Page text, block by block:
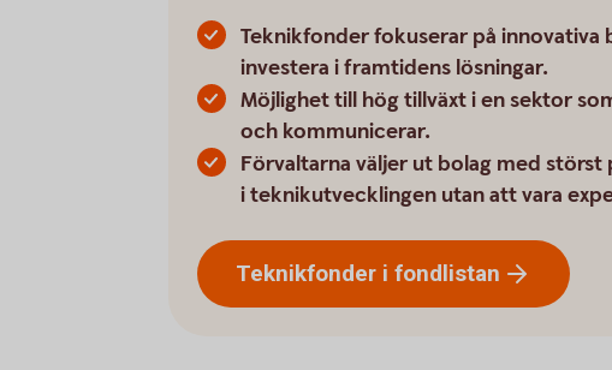
Teknikfonder fokuserar på innovativa
investera i framtidens lösningar.
Möjlighet till hög tillväxt i en sektor
och kommunicerar.
Förvaltarna väljer ut bolag med
i teknikutvecklingen utan att vara
Teknikfonder i fondlistan